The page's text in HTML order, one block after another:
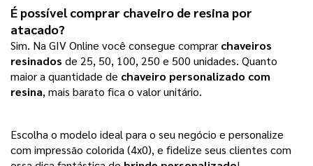
É possível comprar chaveiro de resina por
atacado?
Sim. Na GIV Online você consegue comprar chaveiros
resinados de 25, 50, 100, 250 e 500 unidades. Quanto
maior a quantidade de chaveiro personalizado com
resina, mais barato fica o valor unitário.
Escolha o modelo ideal para o seu negócio e personalize
com impressão colorida (4x0), e fidelize seus clientes com